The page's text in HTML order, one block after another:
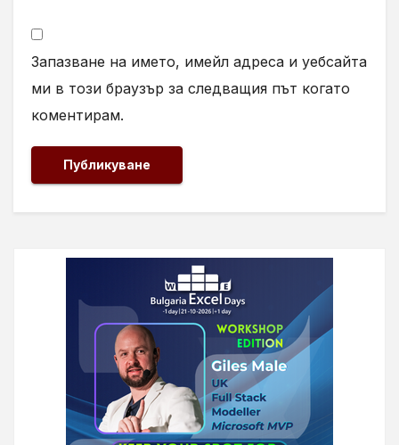
Запазване на името, имейл адреса и уебсайта
ми в този браузър за следващия път когато
коментирам.